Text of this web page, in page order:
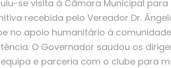
se visita à Câmara Municipal
recebida pelo Vereador Dr.
no apoio humanitário à
O Governador saudou os
e parceria com o clube para